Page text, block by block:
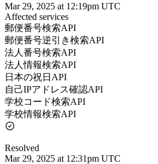
Mar 29, 2025 at 12:19pm UTC
Affected services
郵便番号検索API
郵便番号逆引き検索API
法人番号検索API
法人情報検索API
日本の祝日API
自己IPアドレス確認API
学校コード検索API
学校情報検索API
Resolved
Mar 29, 2025 at 12:31pm UTC